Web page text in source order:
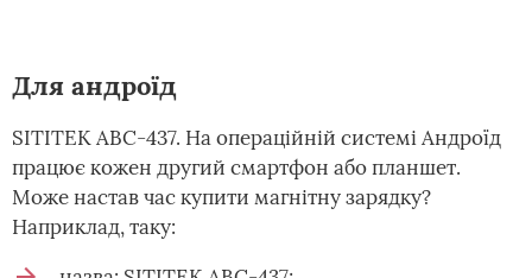
Для андроїд
SITITEK ABC-437. На операційній системі Андроїд
працює кожен другий смартфон або планшет.
Може настав час купити магнітну зарядку?
Наприклад, таку: